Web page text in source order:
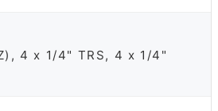
4 x 1/4" TRS, 4 x 1/4"